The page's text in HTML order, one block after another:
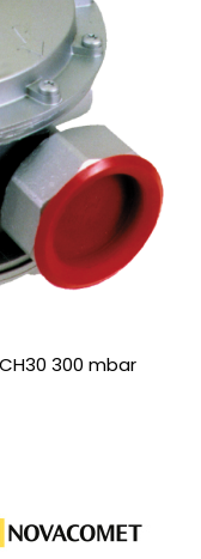
300 mbar